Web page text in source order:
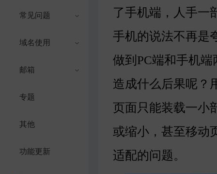
常见问题
域名使用
邮箱
专题
其他
功能更新
了手机端，人手一
手机的说法不再是
做到PC端和手机
造成什么后果呢？
页面只能装载一小
或缩小，甚至移动
适配的问题。